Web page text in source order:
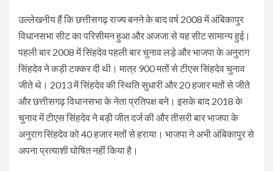
उल्लेखनीय हैं कि छत्तीसगढ़ राज्य बनने के बाद वर्ष 2008 में अंबिकापुर
विधानसभा सीट का परिसीमन हुआ और अजजा से यह सीट सामान्य हुई।
पहली बार 2008 में सिंहदेव पहली बार चुनाव लड़े और भाजपा के अनुराग
सिंहदेव ने कड़ी टक्कर दी थी। मात्र 900 मतों से टीएस सिंहदेव चुनाव
जीते थे। 2013 में सिंहदेव की स्थिति सुधारी और 20 हजार मतों से जीते
और छत्तीसगढ़ विधानसभा के नेता प्रतिपक्ष बने। इसके बाद 2018 के
चुनाव में टीएस सिंहदेव ने बड़ी जीत दर्ज की और तीसरी बार भाजपा के
अनुराग सिंहदेव को 40 हजार मतों से हराया। भाजपा ने अभी अंबिकापुर से
अपना प्रत्याशी घोषित नहीं किया है।